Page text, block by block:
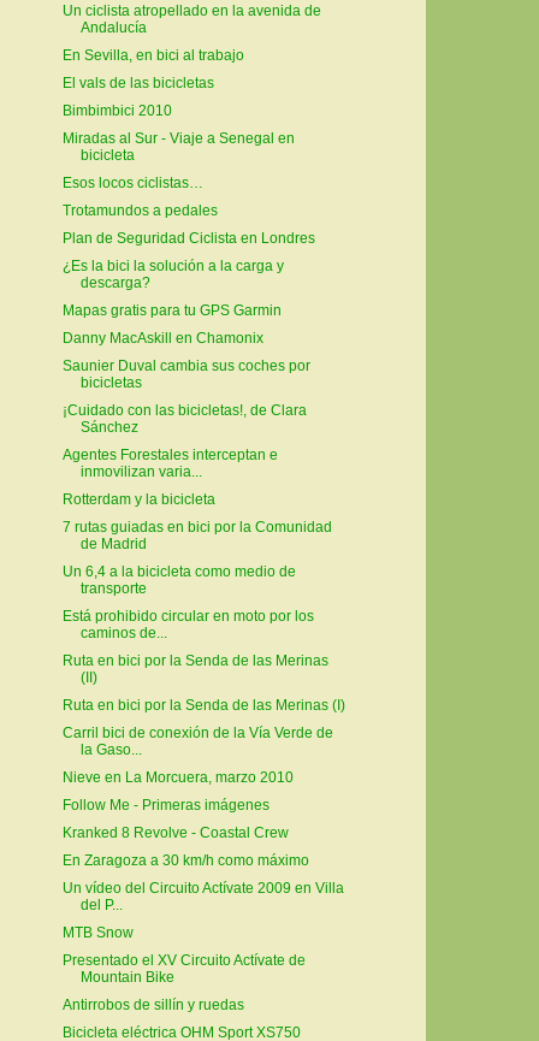
Un ciclista atropellado en la avenida de
Andalucía
En Sevilla, en bici al trabajo
El vals de las bicicletas
Bimbimbici 2010
Miradas al Sur - Viaje a Senegal en
bicicleta
Esos locos ciclistas…
Trotamundos a pedales
Plan de Seguridad Ciclista en Londres
¿Es la bici la solución a la carga y
descarga?
Mapas gratis para tu GPS Garmin
Danny MacAskill en Chamonix
Saunier Duval cambia sus coches por
bicicletas
¡Cuidado con las bicicletas!, de Clara
Sánchez
Agentes Forestales interceptan e
inmovilizan varia...
Rotterdam y la bicicleta
7 rutas guiadas en bici por la Comunidad
de Madrid
Un 6,4 a la bicicleta como medio de
transporte
Está prohibido circular en moto por los
caminos de...
Ruta en bici por la Senda de las Merinas
(II)
Ruta en bici por la Senda de las Merinas (I)
Carril bici de conexión de la Vía Verde de
la Gaso...
Nieve en La Morcuera, marzo 2010
Follow Me - Primeras imágenes
Kranked 8 Revolve - Coastal Crew
En Zaragoza a 30 km/h como máximo
Un vídeo del Circuito Actívate 2009 en Villa
del P...
MTB Snow
Presentado el XV Circuito Actívate de
Mountain Bike
Antirrobos de sillín y ruedas
Bicicleta eléctrica OHM Sport XS750